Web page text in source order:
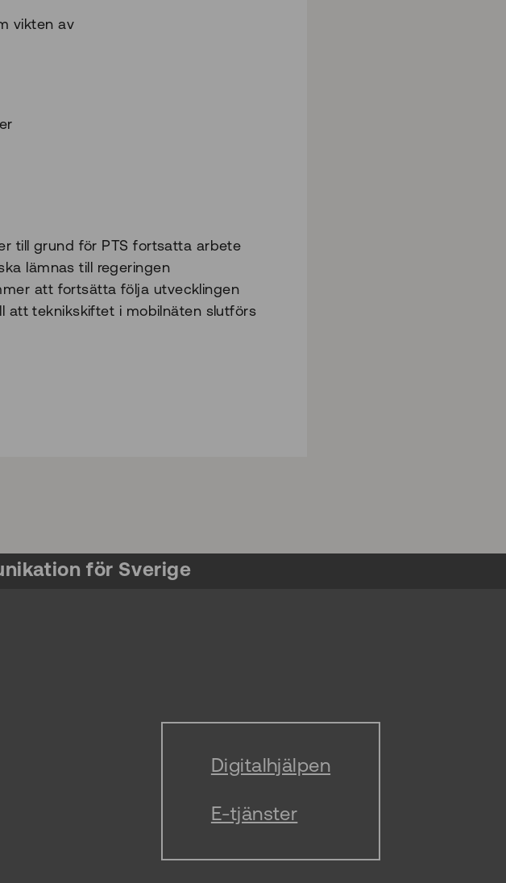
vikten av
till grund för PTS fortsatta arbete
lämnas till regeringen
att fortsätta följa utvecklingen
att teknikskiftet i mobilnäten slutförs
för Sverige
Digitalhjälpen
E-tjänster